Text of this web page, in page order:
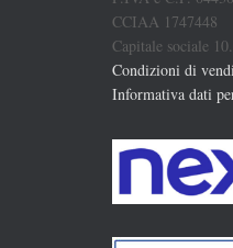
CCIAA 1747448
Capitale sociale
Condizioni di
Informativa dati